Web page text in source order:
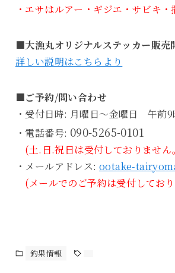
・エサはルアー・ギジエ・サビキ・
■大漁丸オリジナルステッカー販売
詳しい説明はこちらより
■ご予約/問い合わせ
・受付日時: 月曜日～金曜日 午前9
・電話番号: 090-5265-0101
(土.日.祝日は受付しておりません
・メールアドレス: ootake-
(メールでのご予約は受付してお
釣果情報